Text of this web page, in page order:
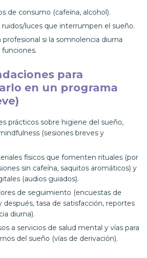
de consumo (cafeína, alcohol).
ruidos/luces que interrumpen el sueño.
profesional si la somnolencia diurna
para
en un programa
prácticos sobre higiene del sueño,
(sesiones breves y
físicos que fomenten rituales (por
sin cafeína, saquitos aromáticos) y
(audios guiados).
de seguimiento (encuestas de
después, tasa de satisfacción, reportes
diurna).
a servicios de salud mental y vías para
del sueño (vías de derivación).